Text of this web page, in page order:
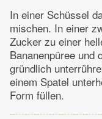
In einer Schüssel
mischen. In einer
Zucker zu einer
Bananenpüree und
gründlich
einem Spatel
Form füllen.